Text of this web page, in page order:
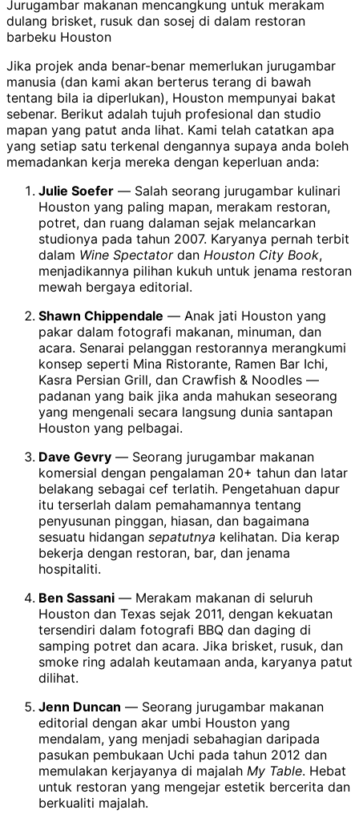
Jurugambar makanan mencangkung untuk merakam
dulang brisket, rusuk dan sosej di dalam restoran
barbeku Houston
Jika projek anda benar-benar memerlukan jurugambar
manusia (dan kami akan berterus terang di bawah
tentang bila ia diperlukan), Houston mempunyai bakat
sebenar. Berikut adalah tujuh profesional dan studio
mapan yang patut anda lihat. Kami telah catatkan apa
yang setiap satu terkenal dengannya supaya anda boleh
memadankan kerja mereka dengan keperluan anda:
Julie Soefer — Salah seorang jurugambar kulinari
Houston yang paling mapan, merakam restoran,
potret, dan ruang dalaman sejak melancarkan
studionya pada tahun 2007. Karyanya pernah terbit
dalam Wine Spectatordan Houston City Book,
menjadikannya pilihan kukuh untuk jenama restoran
mewah bergaya editorial.
Shawn Chippendale — Anak jati Houston yang
pakar dalam fotografi makanan, minuman, dan
acara. Senarai pelanggan restorannya merangkumi
konsep seperti Mina Ristorante, Ramen Bar Ichi,
Kasra Persian Grill, dan Crawfish & Noodles —
padanan yang baik jika anda mahukan seseorang
yang mengenali secara langsung dunia santapan
Houston yang pelbagai.
Dave Gevry — Seorang jurugambar makanan
komersial dengan pengalaman 20+ tahun dan latar
belakang sebagai cef terlatih. Pengetahuan dapur
itu terserlah dalam pemahamannya tentang
penyusunan pinggan, hiasan, dan bagaimana
sesuatu hidangan sepatutnya kelihatan. Dia kerap
bekerja dengan restoran, bar, dan jenama
hospitaliti.
Ben Sassani — Merakam makanan di seluruh
Houston dan Texas sejak 2011, dengan kekuatan
tersendiri dalam fotografi BBQ dan daging di
samping potret dan acara. Jika brisket, rusuk, dan
smoke ring adalah keutamaan anda, karyanya patut
dilihat.
Jenn Duncan — Seorang jurugambar makanan
editorial dengan akar umbi Houston yang
mendalam, yang menjadi sebahagian daripada
pasukan pembukaan Uchi pada tahun 2012 dan
memulakan kerjayanya di majalah My Table. Hebat
untuk restoran yang mengejar estetik bercerita dan
berkualiti majalah.